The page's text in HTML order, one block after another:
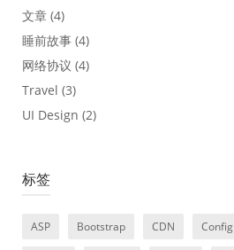
文章 (4)
睡前故事 (4)
网络协议 (4)
Travel (3)
UI Design (2)
标签
ASP Bootstrap CDN Config